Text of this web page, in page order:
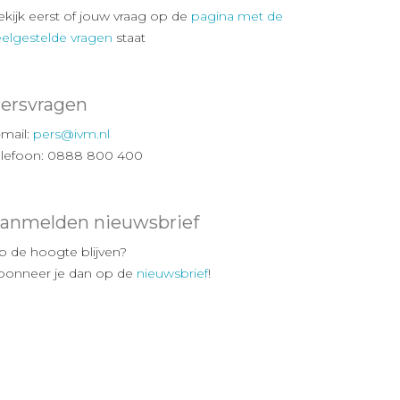
eerst of jouw vraag op de pagina met de
vragen staat
pers@ivm.nl
0888 800 400
nieuwsbrief
de hoogte blijven?
je dan op de nieuwsbrief!